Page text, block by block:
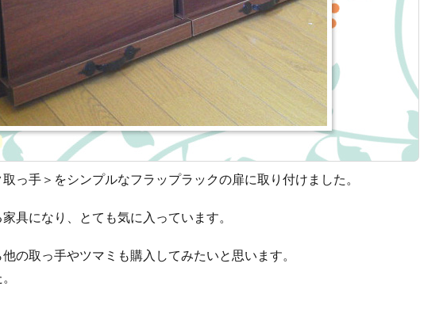
っ手＞をシンプルなフラップラックの扉に取り付けました。
具になり、とても気に入っています。
の取っ手やツマミも購入してみたいと思います。